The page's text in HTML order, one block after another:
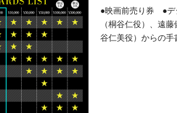
●映画前売り券 ●デ
（桐谷仁役）、遠
谷仁美役）からの手